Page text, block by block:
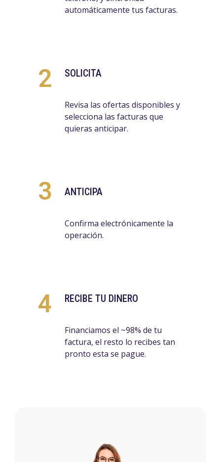
automáticamente tus facturas.
2 SOLICITA
Revisa las ofertas disponibles y
selecciona las facturas que
quieras anticipar.
3 ANTICIPA
Confirma electrónicamente la
operación.
4 RECIBE TU DINERO
Financiamos el ~98% de tu
factura, el resto lo recibes tan
pronto esta se pague.